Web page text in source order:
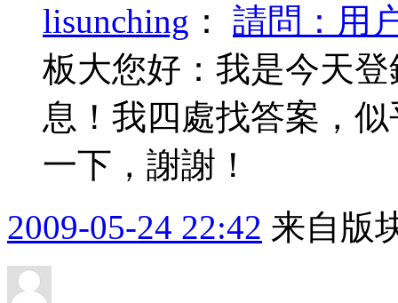
lisunching ： 請問：用
板大您好：我是今天
息！我四處找答案，
一下，謝謝！
2009-05-24 22:42 来自版